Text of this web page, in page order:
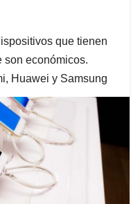
que tienen
son económicos.
Huawei y Samsung